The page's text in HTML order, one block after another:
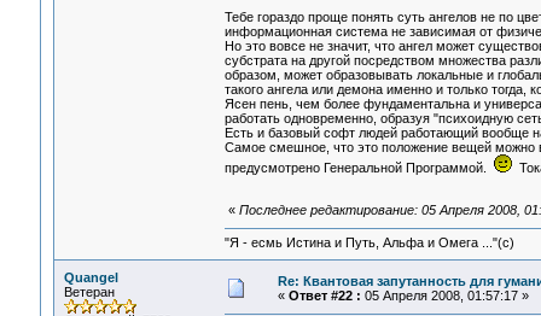
Тебе гораздо проще понять суть ангелов не по
информационная система не зависимая от
Но это вовсе не значит, что ангел может
субстрата на другой посредством множества
образом, может образовывать локальные и
такого ангела или демона именно и только тогда,
Ясен пень, чем более фундаментальна и
работать одновременно, образуя "психоидную
Есть и базовый софт людей работающий вообще
Самое смешное, что это положение вещей можно
предусмотрено Генеральной Программой.
« Последнее редактирование: 05 Апреля 2008,
"Я - есмь Истина и Путь, Альфа и Омега ..."(с)
Quangel
Ветеран
Re: Квантовая запутанность для
« Ответ #22 : 05 Апреля 2008, 01:57:17 »